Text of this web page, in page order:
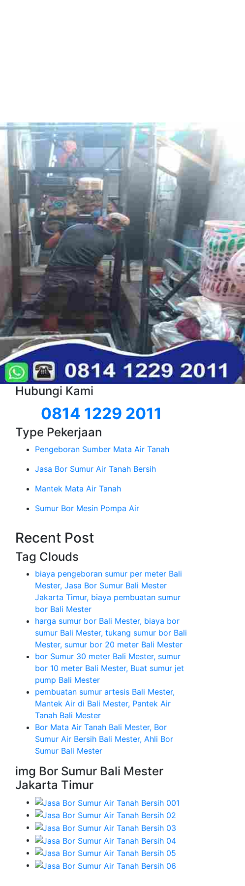
Hubungi Kami
0814 1229 2011
Type Pekerjaan
Pengeboran Sumber Mata Air Tanah
Jasa Bor Sumur Air Tanah Bersih
Mantek Mata Air Tanah
Sumur Bor Mesin Pompa Air
Recent Post
Tag Clouds
biaya pengeboran sumur per meter Bali
Mester, Jasa Bor Sumur Bali Mester
Jakarta Timur, biaya pembuatan sumur
bor Bali Mester
harga sumur bor Bali Mester, biaya bor
sumur Bali Mester, tukang sumur bor Bali
Mester, sumur bor 20 meter Bali Mester
bor Sumur 30 meter Bali Mester, sumur
bor 10 meter Bali Mester, Buat sumur jet
pump Bali Mester
pembuatan sumur artesis Bali Mester,
Mantek Air di Bali Mester, Pantek Air
Tanah Bali Mester
Bor Mata Air Tanah Bali Mester, Bor
Sumur Air Bersih Bali Mester, Ahli Bor
Sumur Bali Mester
img Bor Sumur Bali Mester
Jakarta Timur